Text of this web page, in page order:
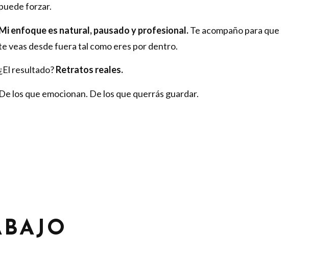
forzar.
enfoque es natural, pausado y profesional.Te acompaño para que
veas desde fuera tal como eres por dentro.
resultado?Retratos reales.
De los que emocionan. De los que querrás guardar.